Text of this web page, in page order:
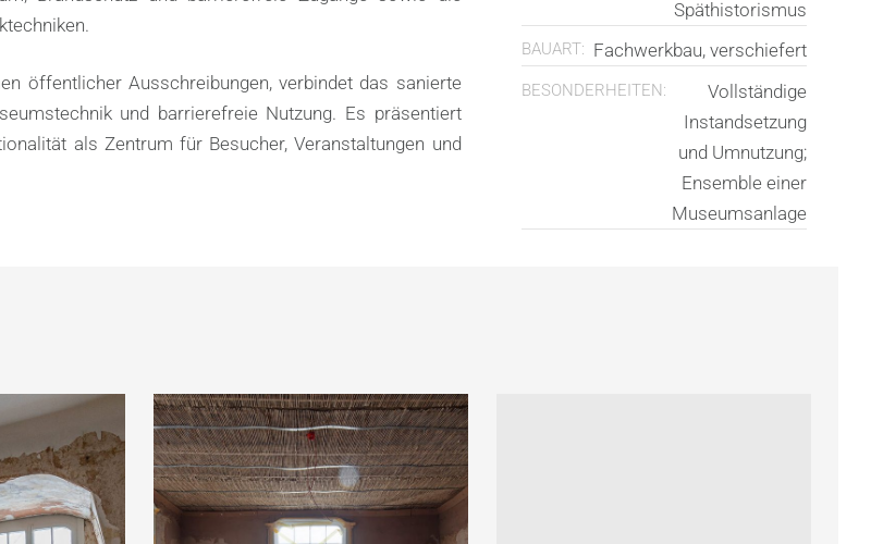
öffentlicher Ausschreibungen, verbindet das sanierte
und barrierefreie Nutzung. Es präsentiert
als Zentrum für Besucher, Veranstaltungen und
Späthistorismus
BAUART: Fachwerkbau, verschiefert
BESONDERHEITEN:
Vollständige
Instandsetzung
und Umnutzung;
Ensemble einer
Museumsanlage